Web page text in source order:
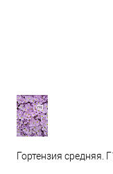
Гортензия средняя.